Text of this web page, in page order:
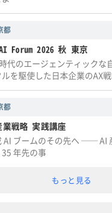
都
Forum 2026 秋 東京
代のエージェンティック
を駆使した日本企業のAX
都
業戦略 実践講座
AI ブームのその先へ ── AI
35 年先の事
もっと見る